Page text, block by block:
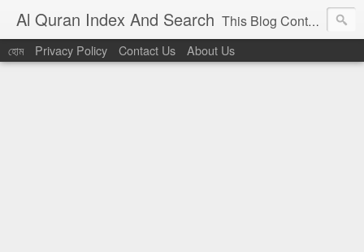
Al Quran Index And Search This Blog Contains Al Quran Indexing. Al Quran Searching. The Bible Verse which similar to Alquran are also described in this Blog. Tags: Al Quran, Arabic, Tafhimul Quran, Tafheemul Quran, Arabic search, Tafhimul Quran App, Al Quran Search, আল কুরআন, তাফহীমুল কুরআন, তাফহিমুল কুরআন।
হোম Privacy Policy Contact Us About Us